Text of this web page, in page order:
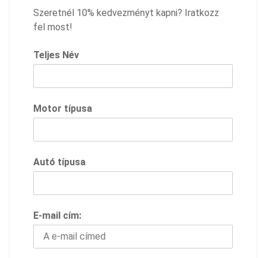
Szeretnél 10% kedvezményt kapni? Iratkozz
fel most!
Teljes Név
Motor típusa
Autó típusa
E-mail cím: